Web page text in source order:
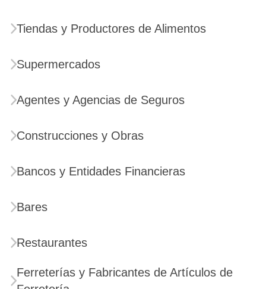
Tiendas y Productores de Alimentos
Supermercados
Agentes y Agencias de Seguros
Construcciones y Obras
Bancos y Entidades Financieras
Bares
Restaurantes
Ferreterías y Fabricantes de Artículos de